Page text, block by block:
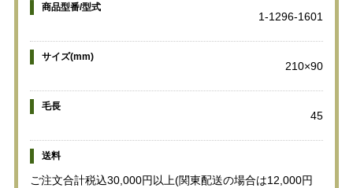
商品型番/型式
1-1296-1601
サイズ(mm)
210×90
毛長
45
送料
ご注文合計税込30,000円以上(関東配送の場合は12,000円